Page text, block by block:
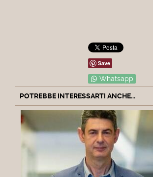
Save
Whatsapp
POTREBBE INTERESSARTI ANCHE...